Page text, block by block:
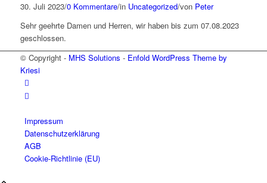
30. Juli 2023/0 Kommentare/in Uncategorized/von Peter
Sehr geehrte Damen und Herren, wir haben bis zum 07.08.2023
geschlossen.
© Copyright - MHS Solutions - Enfold WordPress Theme by
Kriesi
Impressum
Datenschutzerklärung
AGB
Cookie-Richtlinie (EU)